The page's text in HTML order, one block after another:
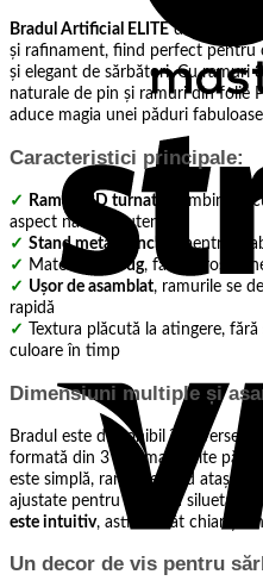
Bradul Artificial ELITEdin această
și rafinament, fiind perfect pentru
și elegant de sărbători. Cu ramuri
naturale de pin și ramuri din folie
aduce magia unei păduri
Caracteristici principale:
✓ Ramuri 3D turnate combinate
aspect natural autentic
✓ Stand metalic inclus
, pentru
✓ Material ignifug, fără mirosuri
✓ Ușor de asamblat, ramurile se
rapidă
✓
Textura plăcută la atingere,
culoare în timp
Dimensiuni multiple și
Bradul este disponibil în diverse
formată din 3 sau mai multe
este simplă, ramurile fiind atașate
ajustate pentru a forma silueta
este intuitiv, astfel încât chiar și
Un decor de vis pentru